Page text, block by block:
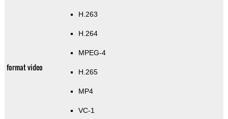
format video
H.263
H.264
MPEG-4
H.265
MP4
VC-1